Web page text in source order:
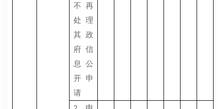
不再
处理
其政
府信
息公
开申
请